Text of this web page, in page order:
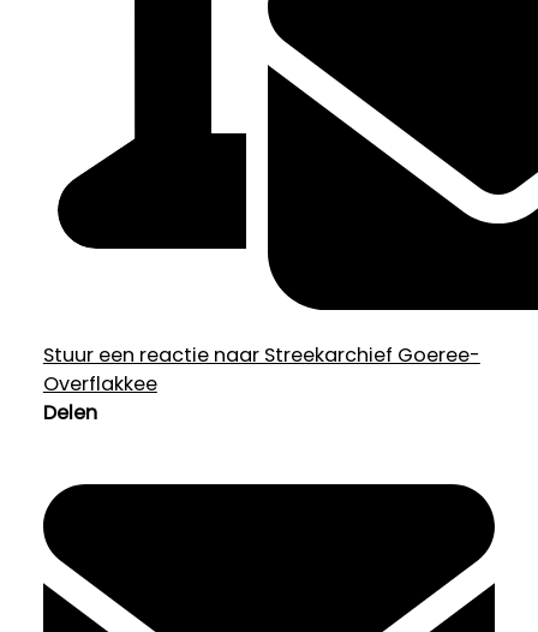
Stuur een reactie naar Streekarchief Goeree-
Overflakkee
Delen